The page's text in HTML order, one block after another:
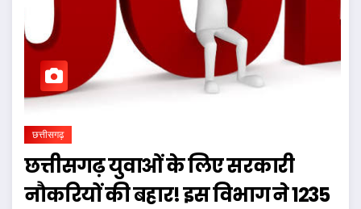
छत्तीसगढ़
छत्तीसगढ़ युवाओं के लिए सरकारी
नौकरियों की बहार! इस विभाग ने 1235